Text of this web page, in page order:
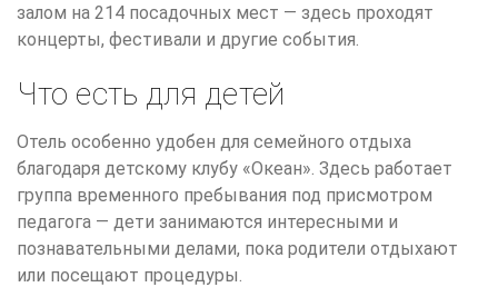
залом на 214 посадочных мест — здесь проходят
концерты, фестивали и другие события.
Что есть для детей
Отель особенно удобен для семейного отдыха
благодаря детскому клубу «Океан». Здесь работает
группа временного пребывания под присмотром
педагога — дети занимаются интересными и
познавательными делами, пока родители отдыхают
или посещают процедуры.